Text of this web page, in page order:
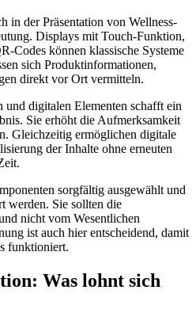
in der Präsentation von Wellness-
Displays mit Touch-Funktion,
Codes können klassische Systeme
sich Produktinformationen,
direkt vor Ort vermitteln.
digitalen Elementen schafft ein
Sie erhöht die Aufmerksamkeit
Gleichzeitig ermöglichen digitale
der Inhalte ohne erneuten
sorgfältig ausgewählt und
werden. Sie sollten die
nicht vom Wesentlichen
ist auch hier entscheidend, damit
funktioniert.
Was lohnt sich